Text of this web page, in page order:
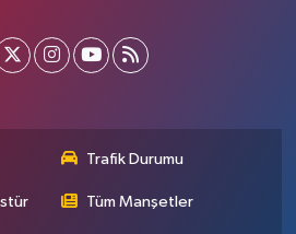
Trafik Durumu
Tüm Manşetler